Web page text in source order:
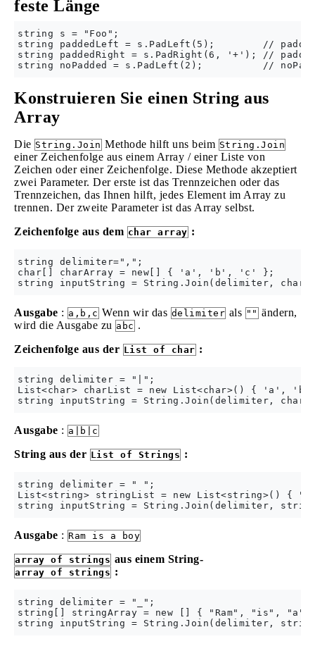
feste Länge
string s = "Foo";
string paddedLeft = s.PadLeft(5);        //
string paddedRight = s.PadRight(6, '+'); //
Konstruieren Sie einen String aus
Array
Die String.Join Methode hilft uns beim String.Join
einer Zeichenfolge aus einem Array / einer Liste von
Zeichen oder einer Zeichenfolge. Diese Methode akzeptiert
zwei Parameter. Der erste ist das Trennzeichen oder das
Trennzeichen, das Ihnen hilft, jedes Element im Array zu
trennen. Der zweite Parameter ist das Array selbst.
Zeichenfolge aus dem char array :
string delimiter=",";
char[] charArray = new[] { 'a', 'b', 'c' };
Ausgabe : a,b,c Wenn wir das delimiter als "" ändern,
wird die Ausgabe zu abc .
Zeichenfolge aus der List of char :
string delimiter = "|";
List<char> charList = new List<char>() { 'a',
Ausgabe : a|b|c
String aus der List of Strings :
string delimiter = " ";
List<string> stringList = new List<string>() {
Ausgabe : Ram is a boy
array of strings aus einem String-
array of strings :
string delimiter = "_";
string[] stringArray = new [] { "Ram", "is",